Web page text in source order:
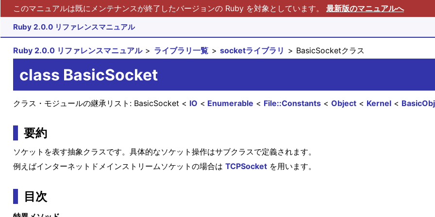
このマニュアルは既にメンテナンスが終了したバージョンの Ruby を対象としています。 最新版のマニュアルへ
Ruby 2.0.0 リファレンスマニュアル
Ruby 2.0.0 リファレンスマニュアル ライブラリ一覧 socketライブラリ BasicSocketクラス
class BasicSocket
クラス・モジュールの継承リスト: Kernel
Object
File::Constants
Enumerable
IO
BasicSocket
要約
ソケットを表す抽象クラスです。具体的なソケット操作はサブクラスで定義されます。
例えばインターネットドメインストリームソケットの場合は TCPSocketを用います。
目次